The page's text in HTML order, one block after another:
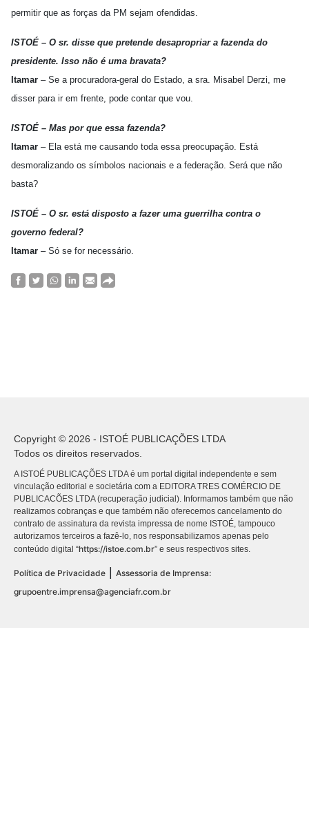
permitir que as forças da PM sejam ofendidas.
ISTOÉ – O sr. disse que pretende desapropriar a fazenda do
presidente. Isso não é uma bravata?
Itamar – Se a procuradora-geral do Estado, a sra. Misabel Derzi, me
disser para ir em frente, pode contar que vou.
ISTOÉ – Mas por que essa fazenda?
Itamar – Ela está me causando toda essa preocupação. Está
desmoralizando os símbolos nacionais e a federação. Será que não
basta?
ISTOÉ – O sr. está disposto a fazer uma guerrilha contra o
governo federal?
Itamar – Só se for necessário.
Copyright © 2026 - ISTOÉ PUBLICAÇÕES LTDA
Todos os direitos reservados.
A ISTOÉ PUBLICAÇÕES LTDA é um portal digital independente e sem
vinculação editorial e societária com a EDITORA TRES COMÉRCIO DE
PUBLICACÕES LTDA (recuperação judicial). Informamos também que não
realizamos cobranças e que também não oferecemos cancelamento do
contrato de assinatura da revista impressa de nome ISTOÉ, tampouco
autorizamos terceiros a fazê-lo, nos responsabilizamos apenas pelo
conteúdo digital “https://istoe.com.br” e seus respectivos sites.
Política de Privacidade
Assessoria de Imprensa:
grupoentre.imprensa@agenciafr.com.br